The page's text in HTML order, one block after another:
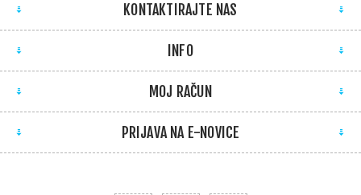
KONTAKTIRAJTE NAS
INFO
MOJ RAČUN
PRIJAVA NA E-NOVICE